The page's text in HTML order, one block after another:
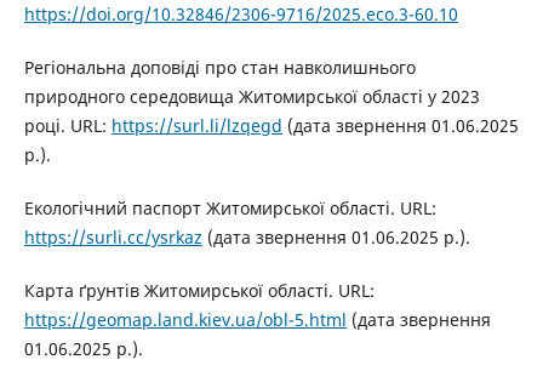
https://doi.org/10.32846/2306-9716/2025.eco.3-60.10
Регіональна доповіді про стан навколишнього
природного середовища Житомирської області у 2023
році. URL: https://surl.li/lzqegd (дата звернення 01.06.2025
р.).
Екологічний паспорт Житомирської області. URL:
https://surli.cc/ysrkaz (дата звернення 01.06.2025 р.).
Карта ґрунтів Житомирської області. URL:
https://geomap.land.kiev.ua/obl-5.html (дата звернення
01.06.2025 р.).